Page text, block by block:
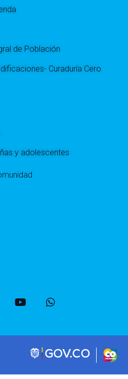
de Población
Curaduría Cero
y adolescentes